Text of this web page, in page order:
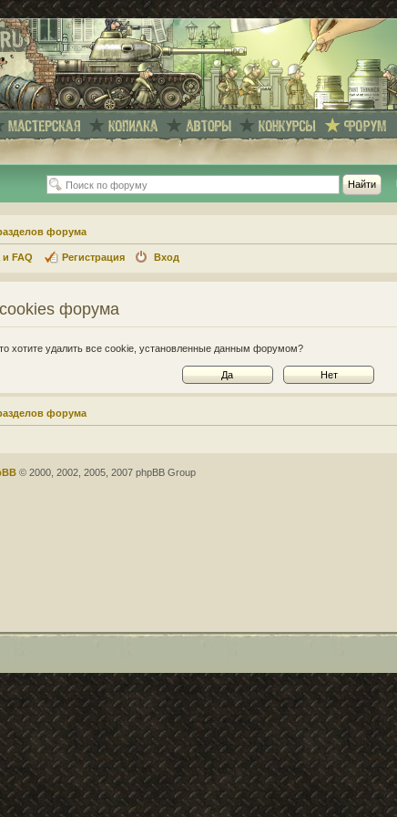
форума
FAQ Регистрация Вход
форума
хотите удалить все cookie, установленные данным форумом?
форума
© 2000, 2002, 2005, 2007 phpBB Group